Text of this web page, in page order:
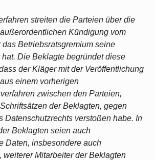
streiten die Parteien über die
Kündigung vom
das Betriebsratsgremium seine
Die Beklagte begründet diese
der Kläger mit der Veröffentlichung
einem vorherigen
zwischen den Parteien,
der Beklagten, gegen
Datenschutzrechts verstoßen habe. In
Beklagten seien auch
Daten, insbesondere auch
weiterer Mitarbeiter der Beklagten